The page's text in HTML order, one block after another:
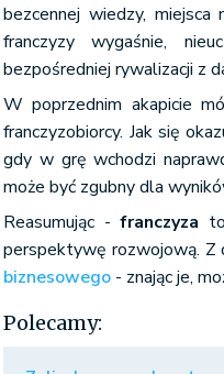
bezcennej wiedzy,
franczyzy wygaśnie,
bezpośredniej rywalizacji z
W poprzednim akapicie
franczyzobiorcy. Jak się
gdy w grę wchodzi
może być zgubny dla
Reasumując -franczyza
perspektywę rozwojową. Z
biznesowego - znając je,
Polecamy: